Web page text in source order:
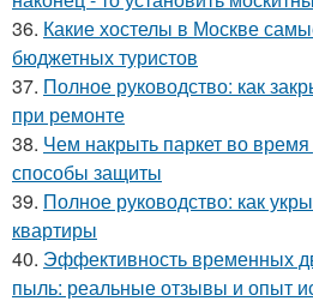
36. Какие хостелы в Москве
бюджетных туристов
37. Полное руководство: как
при ремонте
38. Чем накрыть паркет во
способы защиты
39. Полное руководство: как
квартиры
40. Эффективность временных
пыль: реальные отзывы и опыт